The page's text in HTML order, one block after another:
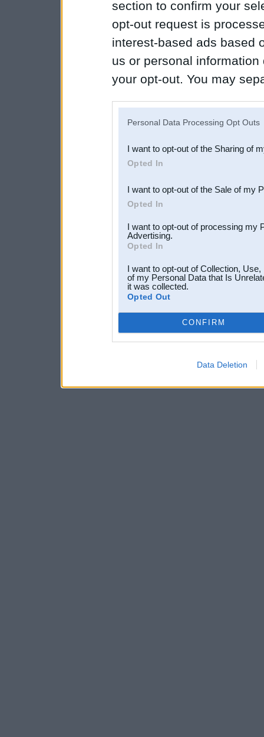
section to confirm your
opt-out request is
interest-based ads based
us or personal
your opt-out. You may
Downstream Participants
third parties.
Personal Data Processing Opt Outs
I want to opt-out of the Sharing of
Opted In
I want to opt-out of the Sale of my
Opted In
I want to opt-out of processing my
Advertising.
Opted In
I want to opt-out of Collection,
of my Personal Data that Is
it was collected.
Opted Out
CONFIRM
Data Deletion